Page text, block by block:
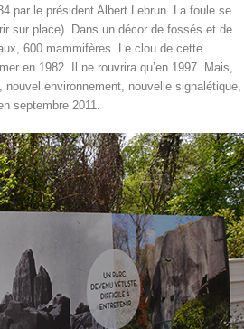
par le président Albert Lebrun. La foule se
sur place). Dans un décor de fossés et de
600 mammifères. Le clou de cette
en 1982. Il ne rouvrira qu’en 1997. Mais,
environnement, nouvelle signalétique,
septembre 2011.